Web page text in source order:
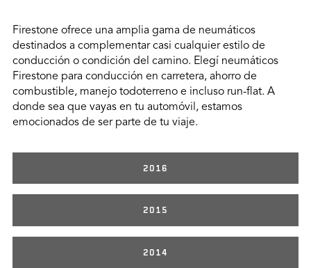
Firestone ofrece una amplia gama de neumáticos
destinados a complementar casi cualquier estilo de
conducción o condición del camino. Elegí neumáticos
Firestone para conducción en carretera, ahorro de
combustible, manejo todoterreno e incluso run-flat. A
donde sea que vayas en tu automóvil, estamos
emocionados de ser parte de tu viaje.
2016
2015
2014